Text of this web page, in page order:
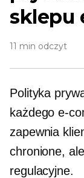
sklepu
11 min odczyt
Polityka
każdegoe-
zapewnia
chronione,
regulacyjne.